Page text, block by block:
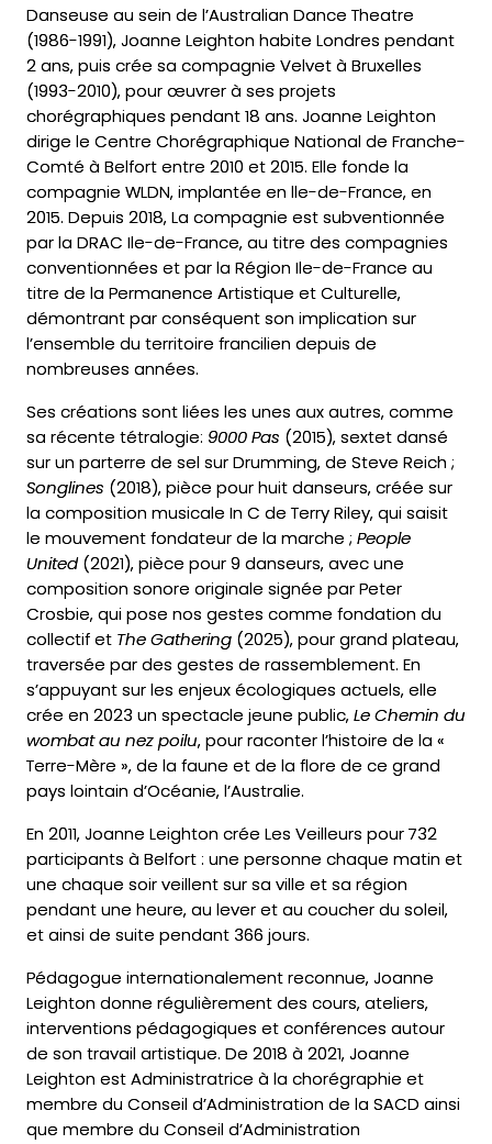
Danseuse au sein de l’Australian Dance Theatre
(1986-1991), Joanne Leighton habite Londres pendant
2 ans, puis crée sa compagnie Velvet à Bruxelles
(1993-2010), pour œuvrer à ses projets
chorégraphiques pendant 18 ans. Joanne Leighton
dirige le Centre Chorégraphique National de Franche-
Comté à Belfort entre 2010 et 2015. Elle fonde la
compagnie WLDN, implantée en lle-de-France, en
2015. Depuis 2018, La compagnie est subventionnée
par la DRAC Ile-de-France, au titre des compagnies
conventionnées et par la Région Ile-de-France au
titre de la Permanence Artistique et Culturelle,
démontrant par conséquent son implication sur
l’ensemble du territoire francilien depuis de
nombreuses années.
Ses créations sont liées les unes aux autres, comme
sa récente tétralogie: 9000 Pas (2015), sextet dansé
sur un parterre de sel sur Drumming, de Steve Reich ;
Songlines (2018), pièce pour huit danseurs, créée sur
la composition musicale In C de Terry Riley, qui saisit
le mouvement fondateur de la marche ; People
United(2021), pièce pour 9 danseurs, avec une
composition sonore originale signée par Peter
Crosbie, qui pose nos gestes comme fondation du
collectif et The Gathering (2025), pour grand plateau,
traversée par des gestes de rassemblement. En
s’appuyant sur les enjeux écologiques actuels, elle
crée en 2023 un spectacle jeune public, Le Chemin du
wombat au nez poilu, pour raconter l’histoire de la «
Terre-Mère », de la faune et de la flore de ce grand
pays lointain d’Océanie, l’Australie.
En 2011, Joanne Leighton crée Les Veilleurs pour 732
participants à Belfort : une personne chaque matin et
une chaque soir veillent sur sa ville et sa région
pendant une heure, au lever et au coucher du soleil,
et ainsi de suite pendant 366 jours.
Pédagogue internationalement reconnue, Joanne
Leighton donne régulièrement des cours, ateliers,
interventions pédagogiques et conférences autour
de son travail artistique. De 2018 à 2021, Joanne
Leighton est Administratrice à la chorégraphie et
membre du Conseil d’Administration de la SACD ainsi
que membre du Conseil d’Administration